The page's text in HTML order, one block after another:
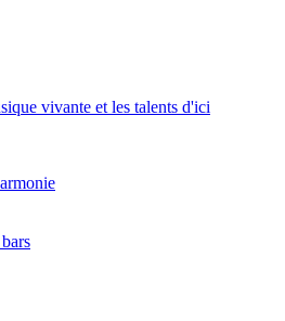
vivante et les talents d'ici